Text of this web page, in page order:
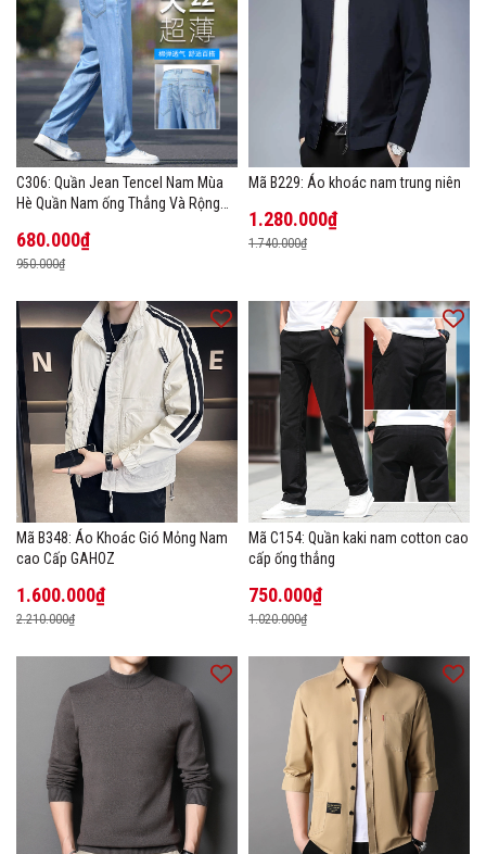
C306: Quần Jean Tencel Nam Mùa
Hè Quần Nam ống Thẳng Và Rộng
680.000₫
950.000₫
Mã B229: Áo khoác nam trung niên
1.280.000₫
1.740.000₫
Mã B348: Áo Khoác Gió Mỏng Nam
cao Cấp GAHOZ
1.600.000₫
2.210.000₫
Mã C154: Quần kaki nam cotton cao
cấp ống thẳng
750.000₫
1.020.000₫